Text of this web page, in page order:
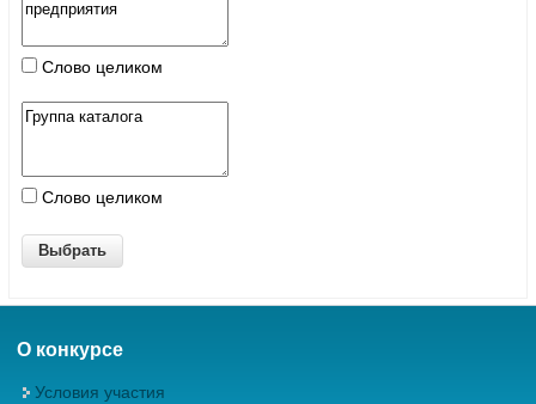
Слово целиком
Слово целиком
О конкурсе
Условия участия